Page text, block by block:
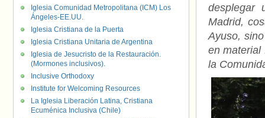
desplegar
Madrid,
Ayuso,
en material
la
Iglesia Comunidad Metropolitana (ICM) Los
Ángeles-EE.UU.
Iglesia Cristiana de la Puerta
Iglesia Cristiana Unitaria de Argentina
Iglesia de Jesucristo de la Restauración.
(Mormones inclusivos).
Inclusive Orthodoxy
Institute for Welcoming Resources
La Iglesia Liberación Latina, Cristiana
Ecuménica Inclusiva (Chile)